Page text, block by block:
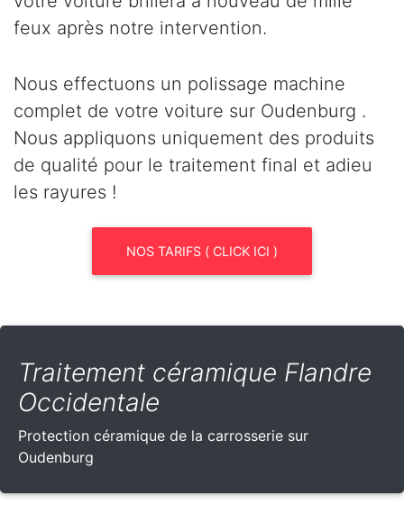
feux après notre intervention.
Nous effectuons un polissage machine
complet de votre voiture sur Oudenburg .
Nous appliquons uniquement des produits
de qualité pour le traitement final et adieu
les rayures !
NOS TARIFS ( CLICK ICI )
Traitement céramique Flandre
Occidentale
Protection céramique de la carrosserie sur
Oudenburg